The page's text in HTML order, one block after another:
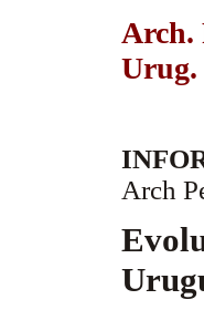
Arch.
Urug.
Arch